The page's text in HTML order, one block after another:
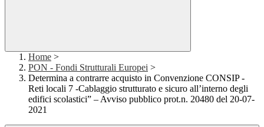
Home >
PON - Fondi Strutturali Europei >
Determina a contrarre acquisto in Convenzione CONSIP -
Reti locali 7 -Cablaggio strutturato e sicuro all’interno degli
edifici scolastici” – Avviso pubblico prot.n. 20480 del 20-07-
2021